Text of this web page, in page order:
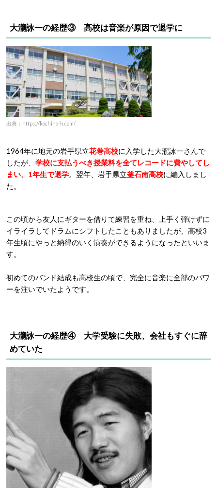
大瀧詠一の経歴③ 高校は音楽が原因で退学に
出典：https://kochino-h.com/
1964年に地元の岩手県立花巻高校に入学した大瀧詠一さんで
したが、 学校に支払うべき授業料を全てレコードに費やしてし
まい、1年生で退学。翌年、岩手県立釜石南高校に編入しまし
た。
この頃から友人にギターを借りて練習を重ね、上手く弾けずに
イライラしてドラムにシフトしたこともありましたが、高校3
年生頃にやっと納得のいく演奏ができるようになったといいま
す。
初めてのバンド結成も高校生の頃で、完全に音楽に全部のパワ
ーを注いでいたようです。
大瀧詠一の経歴④ 大学受験に失敗、会社もすぐに辞
めていた